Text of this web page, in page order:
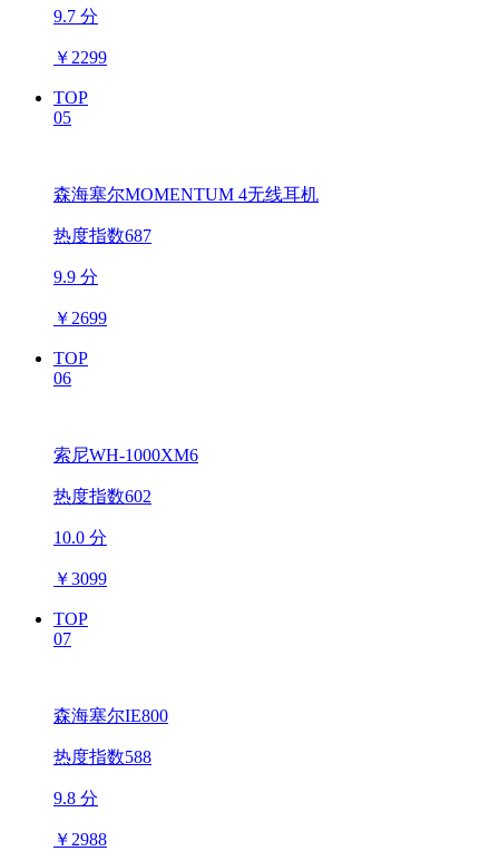
9.7 分
￥ 2299
TOP
05
森海塞尔MOMENTUM 4无线耳机
热度指数687
9.9 分
￥ 2699
TOP
06
索尼WH-1000XM6
热度指数602
10.0 分
￥3099
TOP
07
森海塞尔IE800
热度指数588
9.8 分
￥ 2988